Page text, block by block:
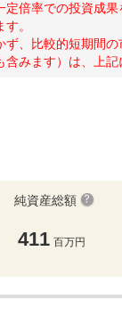
倍率での投資成
。
、比較的短期間
みます）は、上
純資産総額
411 百万円